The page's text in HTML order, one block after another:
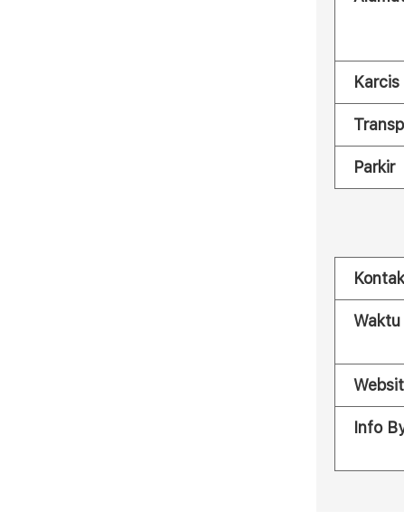
Karcis
Parkir
Kontak
Waktu
Info